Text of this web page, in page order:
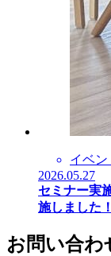
イベン
2026.05.27
セミナー実
施しました！
お問い合わ